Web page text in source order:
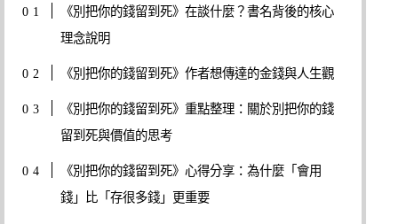
《別把你的錢留到死》在談什麼？書名背後的核心
理念說明
《別把你的錢留到死》作者想傳達的金錢與人生觀
《別把你的錢留到死》重點整理：關於別把你的錢
留到死與價值的思考
《別把你的錢留到死》心得分享：為什麼「會用
錢」比「存很多錢」更重要